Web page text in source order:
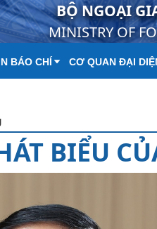
BỘ NGOẠI
MINISTRY OF
BÁO CHÍ CƠ QUAN ĐẠI
BIỂU